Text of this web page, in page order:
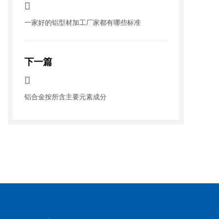

一家好的铝型材加工厂家都有哪些标准
下一篇

铝合金按所含主要元素成分